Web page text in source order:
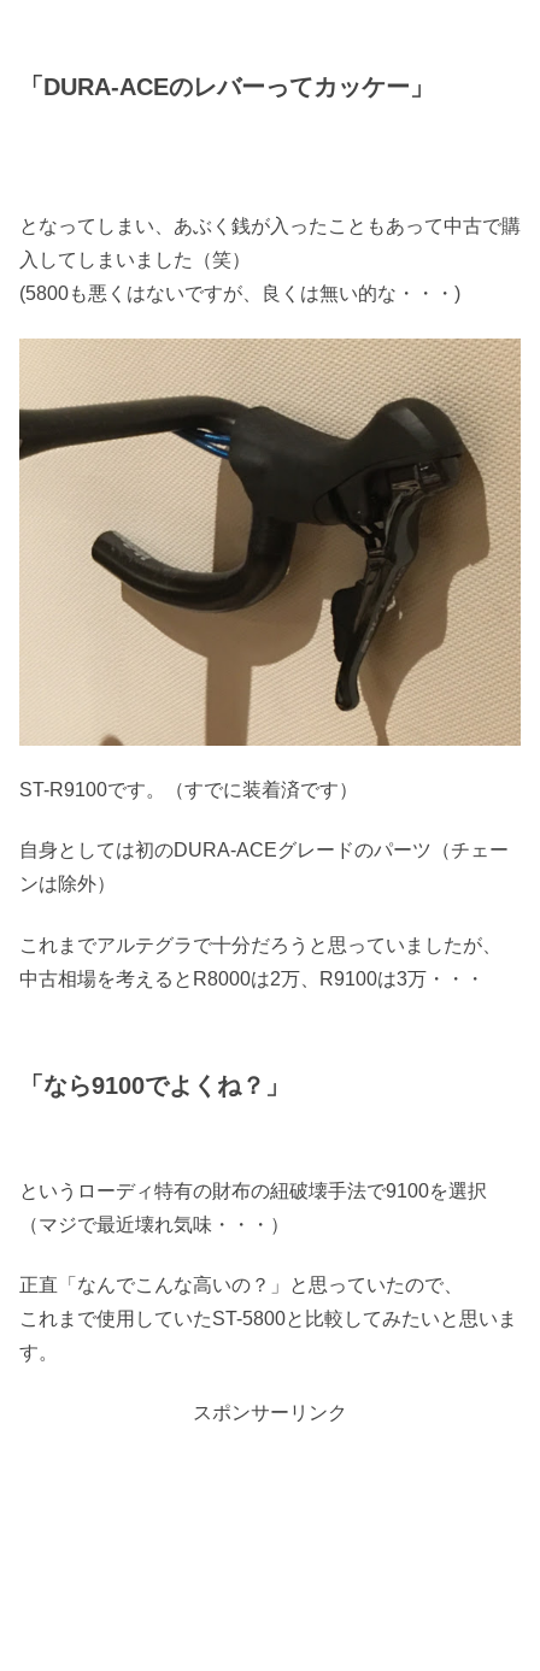
「DURA-ACEのレバーってカッケー」
となってしまい、あぶく銭が入ったこともあって中古で購
入してしまいました（笑）
(5800も悪くはないですが、良くは無い的な・・・)
ST-R9100です。（すでに装着済です）
自身としては初のDURA-ACEグレードのパーツ（チェー
ンは除外）
これまでアルテグラで十分だろうと思っていましたが、
中古相場を考えるとR8000は2万、R9100は3万・・・
「なら9100でよくね？」
というローディ特有の財布の紐破壊手法で9100を選択
（マジで最近壊れ気味・・・）
正直「なんでこんな高いの？」と思っていたので、
これまで使用していたST-5800と比較してみたいと思いま
す。
スポンサーリンク